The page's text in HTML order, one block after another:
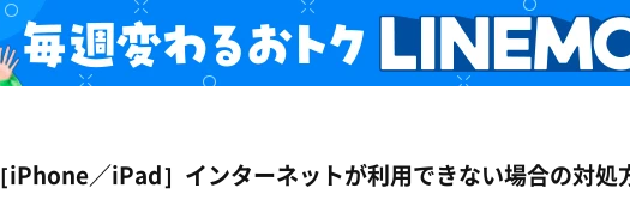
［iPhone／iPad］インターネットが利用できない場合の対処